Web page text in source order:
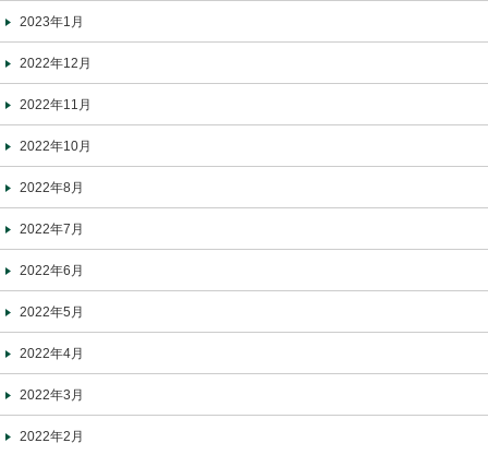
2023年1月
2022年12月
2022年11月
2022年10月
2022年8月
2022年7月
2022年6月
2022年5月
2022年4月
2022年3月
2022年2月